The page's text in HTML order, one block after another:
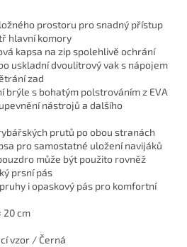
prostoru pro snadný přístup
hlavní komory
kapsa na zip spolehlivě ochrání
uskladní dvoulitrový vak s nápojem
zad
brýle s bohatým polstrováním z EVA
nástrojů a dalšího
prutů po obou stranách
pro samostatné uložení navijáků
může být použito rovněž
prsní pás
i opaskový pás pro komfortní
20 cm
vzor / Černá